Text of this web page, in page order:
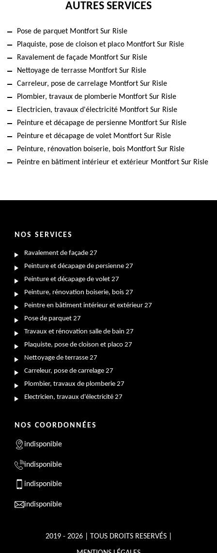
AUTRES SERVICES
Pose de parquet Montfort Sur Risle
Plaquiste, pose de cloison et placo Montfort Sur Risle
Ravalement de façade Montfort Sur Risle
Nettoyage de terrasse Montfort Sur Risle
Carreleur, pose de carrelage Montfort Sur Risle
Plombier, travaux de plomberie Montfort Sur Risle
Electricien, travaux d'électricité Montfort Sur Risle
Peinture et décapage de persienne Montfort Sur Risle
Peinture et décapage de volet Montfort Sur Risle
Peinture, rénovation boiserie, bois Montfort Sur Risle
Peintre en bâtiment intérieur et extérieur Montfort Sur Risle
NOS SERVICES
Ravalement de façade 27
Peinture et décapage de persienne 27
Peinture et décapage de volet 27
Peinture, rénovation boiserie, bois 27
Peintre en bâtiment intérieur et extérieur 27
Pose de parquet 27
Travaux et rénovation salle de bain 27
Plaquiste, pose de cloison et placo 27
Nettoyage de terrasse 27
Carreleur, pose de carrelage 27
Plombier, travaux de plomberie 27
Electricien, travaux d'électricité 27
NOS COORDONNÉES
indisponible
indisponible
indisponible
indisponible
2019 - 2026 | TOUS DROITS RESERVÉS |